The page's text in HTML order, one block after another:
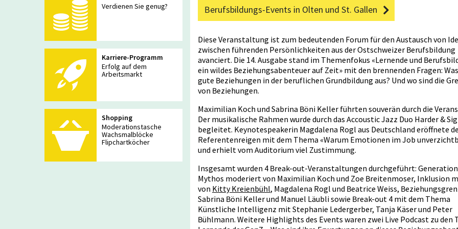
Berufsbildungs-Event
Coaching-Mentoring-Event
TA Praxis-Akademie
HR-Akademie
Ausbilder- / Coach-Seminare
Berufsbildner/in in Lehrbetrieben
Berufsbildner/in üK, üK-Leiter/in
Gleichwertigkeitsbeurteilung
Bildungsangebot für Firmen
Inhouse-Seminare / -Lehrgänge
Persönlichkeitsentfaltung – TA
psychosozialer Beratung
Psychosoziale/r Berater/in HFP
TA-Forum
Lehrgänge, Events, Infoveranstaltungen finden
Suchen
Gamification
Literaturtipps
Qualitätsstandards
Linkempfehlungen
Verdienen Sie genug?
Karriere-Programm
Erfolg auf dem
Arbeitsmarkt
Shopping
Moderationstasche
Wachsmalblöcke
Flipchartköcher
Berufsbildungs-Events in Olten und St. Gallen
Diese Veranstaltung ist zum bedeutenden Forum für den Austausch von
zwischen führenden Persönlichkeiten aus der Ostschweizer Berufsbildung
avanciert. Die 14. Ausgabe stand im Themenfokus «Lernende und
ein wildes Beziehungsabenteuer auf Zeit» mit den brennenden Fragen:
gute Beziehungen in der beruflichen Grundbildung aus? Und wo sind die
von Beziehungen.
Maximilian Koch und Sabrina Böni Keller führten souverän durch die
Der musikalische Rahmen wurde durch das Accoustic Jazz Duo Harder &
begleitet. Keynotespeakerin Magdalena Rogl aus Deutschland eröffnete
Referentenreigen mit dem Thema «Warum Emotionen im Job
und erhielt vom Auditorium viel Zustimmung.
Insgesamt wurden 4 Break-out-Veranstaltungen durchgeführt:
Mythos moderiert von Maximilian Koch und Zoe Breitenmoser, Inklusion
von Kitty Kreienbühl, Magdalena Rogl und Beatrice Weiss,
Sabrina Böni Keller und Manuel Läubli sowie Break-out 4 mit dem Thema
Künstliche Intelligenz mit Stephanie Ledergerber, Tanja Käser und Peter
Bühlmann. Weitere Highlights des Events waren zwei Live Podcast zu den